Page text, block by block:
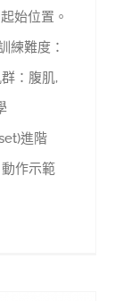
始位置。
練難度：
：腹肌,
初學
進階
作示範